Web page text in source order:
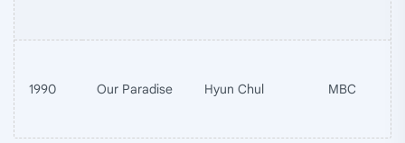
1990 Our Paradise Hyun Chul MBC